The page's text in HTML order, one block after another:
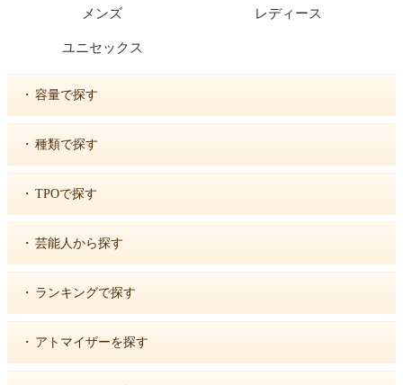
メンズ レディース
ユニセックス
・ 容量で探す
・ 種類で探す
・ TPOで探す
・ 芸能人から探す
・ ランキングで探す
・ アトマイザーを探す